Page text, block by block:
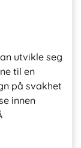
utvikle seg
til en
på svakhet
innen